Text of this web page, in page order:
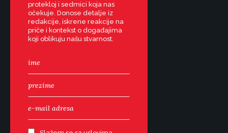
protekloj i sedmici koja nas
očekuje. Donose detalje iz
redakcije, iskrene reakcije na
priče i kontekst o događajima
koji oblikuju našu stvarnost.